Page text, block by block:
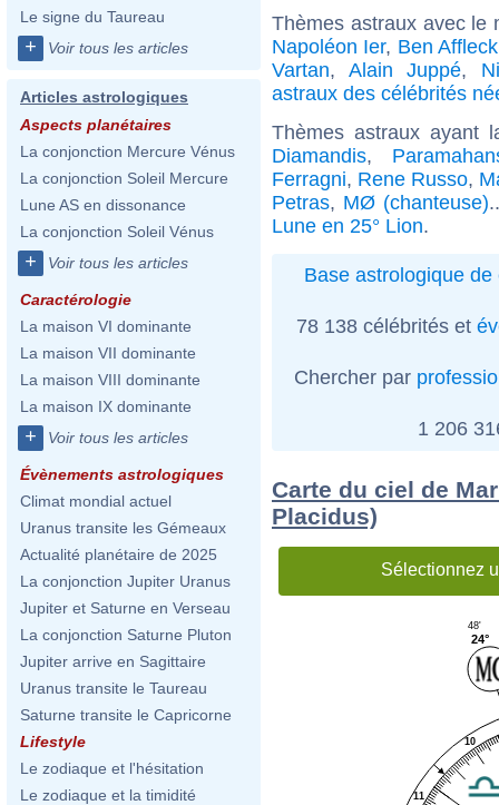
Le signe du Taureau
+ Voir tous les articles
Articles astrologiques
Aspects planétaires
La conjonction Mercure Vénus
La conjonction Soleil Mercure
Lune AS en dissonance
La conjonction Soleil Vénus
+ Voir tous les articles
Caractérologie
La maison VI dominante
La maison VII dominante
La maison VIII dominante
La maison IX dominante
+ Voir tous les articles
Évènements astrologiques
Climat mondial actuel
Uranus transite les Gémeaux
Actualité planétaire de 2025
La conjonction Jupiter Uranus
Jupiter et Saturne en Verseau
La conjonction Saturne Pluton
Jupiter arrive en Sagittaire
Uranus transite le Taureau
Saturne transite le Capricorne
Lifestyle
Le zodiaque et l'hésitation
Le zodiaque et la timidité
Thèmes astraux avec le
Napoléon Ier, Ben Affleck
Vartan, Alain Juppé,
astraux des célébrités
Thèmes astraux
Diamandis,
Ferragni, Rene Russo,
Petras, MØ (chanteuse)
Lune en 25° Lion.
Base astrologique de
78 138 célébrités et
Chercher par
1 206
Carte du ciel de
Placidus)
Sélectionnez
10
11
24°
48'